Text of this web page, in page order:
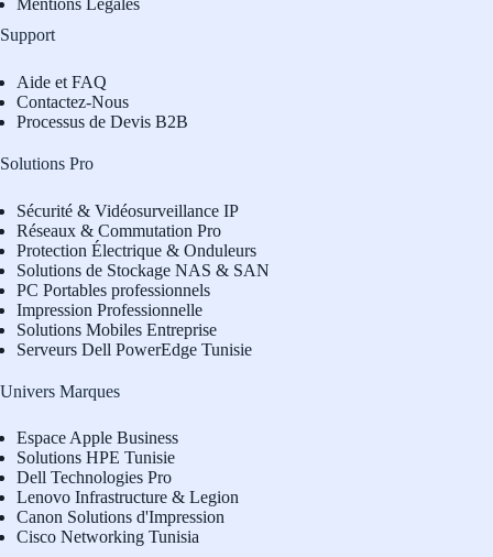
Mentions Légales
Support
Aide et FAQ
Contactez-Nous
Processus de Devis B2B
Solutions Pro
Sécurité & Vidéosurveillance IP
Réseaux & Commutation Pro
Protection Électrique & Onduleurs
Solutions de Stockage NAS & SAN
PC Portables professionnels
Impression Professionnelle
Solutions Mobiles Entreprise
Serveurs Dell PowerEdge Tunisie
Univers Marques
Espace Apple Business
Solutions HPE Tunisie
Dell Technologies Pro
Lenovo Infrastructure & Legion
Canon Solutions d'Impression
Cisco Networking Tunisia